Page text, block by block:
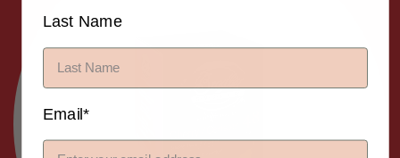
Last Name
Email*